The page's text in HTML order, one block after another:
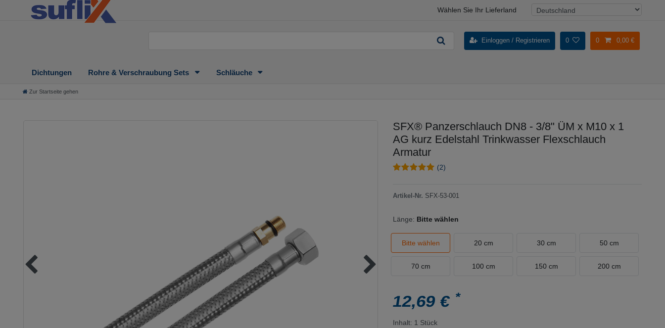
Wählen Sie Ihr Lieferland
Einloggen / Registrieren 0 0 0,00 €
Dichtungen Rohre & Verschraubung Sets Schläuche
Zur Startseite gehen
SFX® Panzerschlauch DN8 - 3/8" ÜM x M10 x 1
AG kurz Edelstahl Trinkwasser Flexschlauch
Armatur
(2)
Artikel-Nr. SFX-53-001
Länge: Bitte wählen
Bitte wählen 20 cm 30 cm 50 cm
70 cm 100 cm 150 cm 200 cm
12,69 €*
Inhalt: 1 Stück